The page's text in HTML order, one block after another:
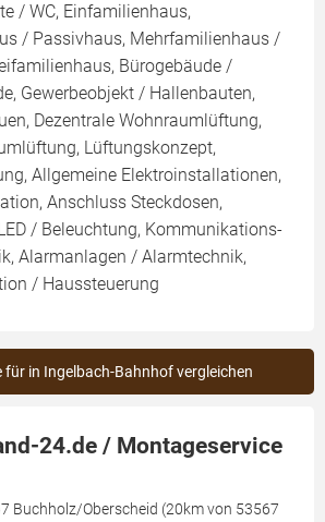
/ WC, Einfamilienhaus,
/ Passivhaus, Mehrfamilienhaus /
Bürogebäude /
Gewerbeobjekt / Hallenbauten,
Dezentrale Wohnraumlüftung,
Lüftungskonzept,
Allgemeine Elektroinstallationen,
Anschluss Steckdosen,
/ Beleuchtung, Kommunikations-
Alarmanlagen / Alarmtechnik,
/ Haussteuerung
für in Ingelbach-Bahnhof vergleichen
24.de / Montageservice
Buchholz/Oberscheid (20km von 53567